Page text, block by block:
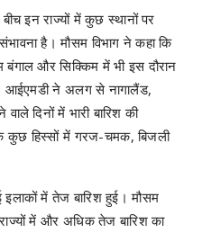
इन राज्यों में कुछ स्थानों पर
है। मौसम विभाग ने कहा कि
और सिक्किम में भी इस दौरान
आईएमडी ने अलग से नागालैंड,
दिनों में भारी बारिश की
कुछ हिस्सों में गरज-चमक, बिजली
इलाकों में तेज बारिश हुई। मौसम
में और अधिक तेज बारिश का